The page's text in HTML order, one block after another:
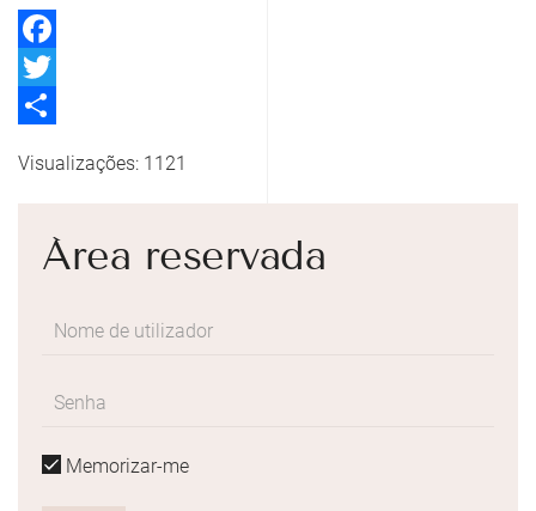
Facebook
Twitter
Visualizações: 1121
Área reservada
Memorizar-me